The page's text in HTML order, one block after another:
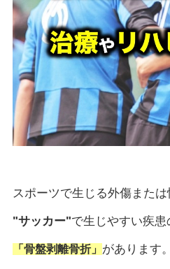
スポーツで生じる外傷または
"サッカー"で生じやすい疾患
「骨盤剥離骨折」 があります。